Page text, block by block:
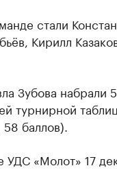
стали
Кирилл
Зубова набрали
турнирной
баллов).
«Молот» 17